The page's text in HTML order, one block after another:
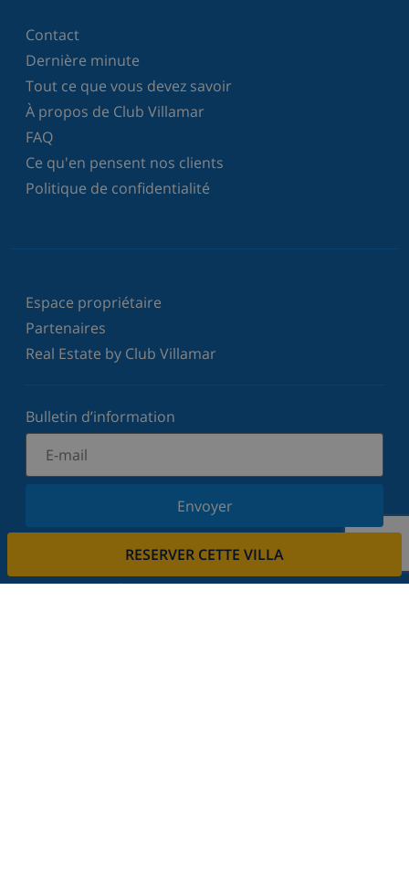
RESERVER CETTE VILLA
Contact
Dernière minute
Tout ce que vous devez savoir
À propos de Club Villamar
FAQ
Ce qu'en pensent nos clients
Politique de confidentialité
Espace propriétaire
Partenaires
Real Estate by Club Villamar
Bulletin d’information
Envoyer
Inscrivez-vous à notre newsletter et restez informé
votre vie privée.